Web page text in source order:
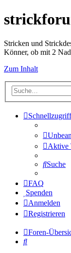
Stricken und
Könner, ob mit 2
Zum Inhalt
Schnellzugriff
Aktive
Suche
FAQ
Spenden
Anmelden
Registrieren
Foren-
Suche